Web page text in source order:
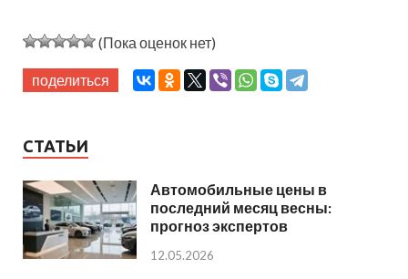
(Пока оценок нет)
поделиться
СТАТЬИ
Автомобильные цены в
последний месяц весны:
прогноз экспертов
12.05.2026